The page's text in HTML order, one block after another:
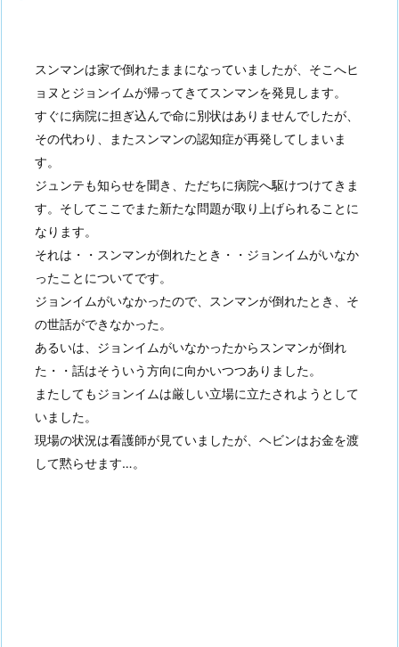
スンマンは家で倒れたままになっていましたが、そこへヒ
ョヌとジョンイムが帰ってきてスンマンを発見します。
すぐに病院に担ぎ込んで命に別状はありませんでしたが、
その代わり、またスンマンの認知症が再発してしまいま
す。
ジュンテも知らせを聞き、ただちに病院へ駆けつけてきま
す。そしてここでまた新たな問題が取り上げられることに
なります。
それは・・スンマンが倒れたとき・・ジョンイムがいなか
ったことについてです。
ジョンイムがいなかったので、スンマンが倒れたとき、そ
の世話ができなかった。
あるいは、ジョンイムがいなかったからスンマンが倒れ
た・・話はそういう方向に向かいつつありました。
またしてもジョンイムは厳しい立場に立たされようとして
いました。
現場の状況は看護師が見ていましたが、ヘビンはお金を渡
して黙らせます…。